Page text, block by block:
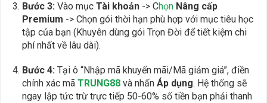
Bước 3: Vào mụcTài khoản -> Chọn Nâng cấp
Premium -> Chọn gói thời hạn phù hợp với mục tiêu học
tập của bạn (Khuyên dùng gói Trọn Đời để tiết kiệm chi
phí nhất về lâu dài).
Bước 4: Tại ô “Nhập mã khuyến mãi/Mã giảm giá”, điền
chính xác mãTRUNG88 và nhấnÁp dụng. Hệ thống sẽ
ngay lập tức trừ trực tiếp 50-60% số tiền bạn phải thanh